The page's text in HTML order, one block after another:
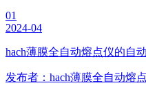
01
2024-04
hach薄膜全自动熔点仪的自
发布者：hach薄膜全自动熔